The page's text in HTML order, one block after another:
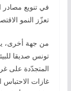
في تنويع مصادر
تعزّز النمو
من جهة أخرى،
تونس صديقا
المتجدّدة على
غازات الاحتباس